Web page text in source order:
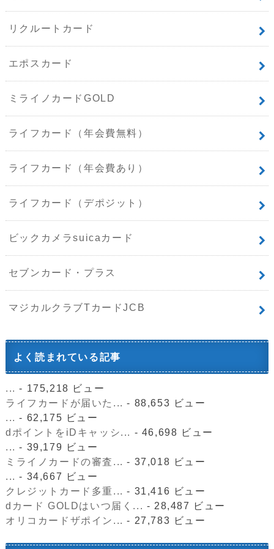
リクルートカード
エポスカード
ミライノカードGOLD
ライフカード（年会費無料）
ライフカード（年会費あり）
ライフカード（デポジット）
ビックカメラsuicaカード
セブンカード・プラス
マジカルクラブTカードJCB
よく読まれている記事
... - 175,218 ビュー
ライフカードが届いた... - 88,653 ビュー
... - 62,175 ビュー
dポイントをiDキャッシ... - 46,698 ビュー
... - 39,179 ビュー
ミライノカードの審査... - 37,018 ビュー
... - 34,667 ビュー
クレジットカード多重... - 31,416 ビュー
dカード GOLDはいつ届く... - 28,487 ビュー
オリコカードザポイン... - 27,783 ビュー